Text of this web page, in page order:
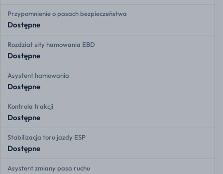
Przypomnienie o pasach bezpieczeństwa
Dostępne
Rozdział siły hamowania EBD
Dostępne
Asystent hamowania
Dostępne
Kontrola trakcji
Dostępne
Stabilizacja toru jazdy ESP
Dostępne
Asystent zmiany pasa ruchu